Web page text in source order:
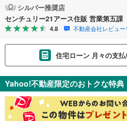
シルバー推奨店
センチュリー21アース住販 営業第五課
4.8 不動産会社レビュ
住宅ローン 月々の支
金利
Yahoo!不動産限定のおトクな特典